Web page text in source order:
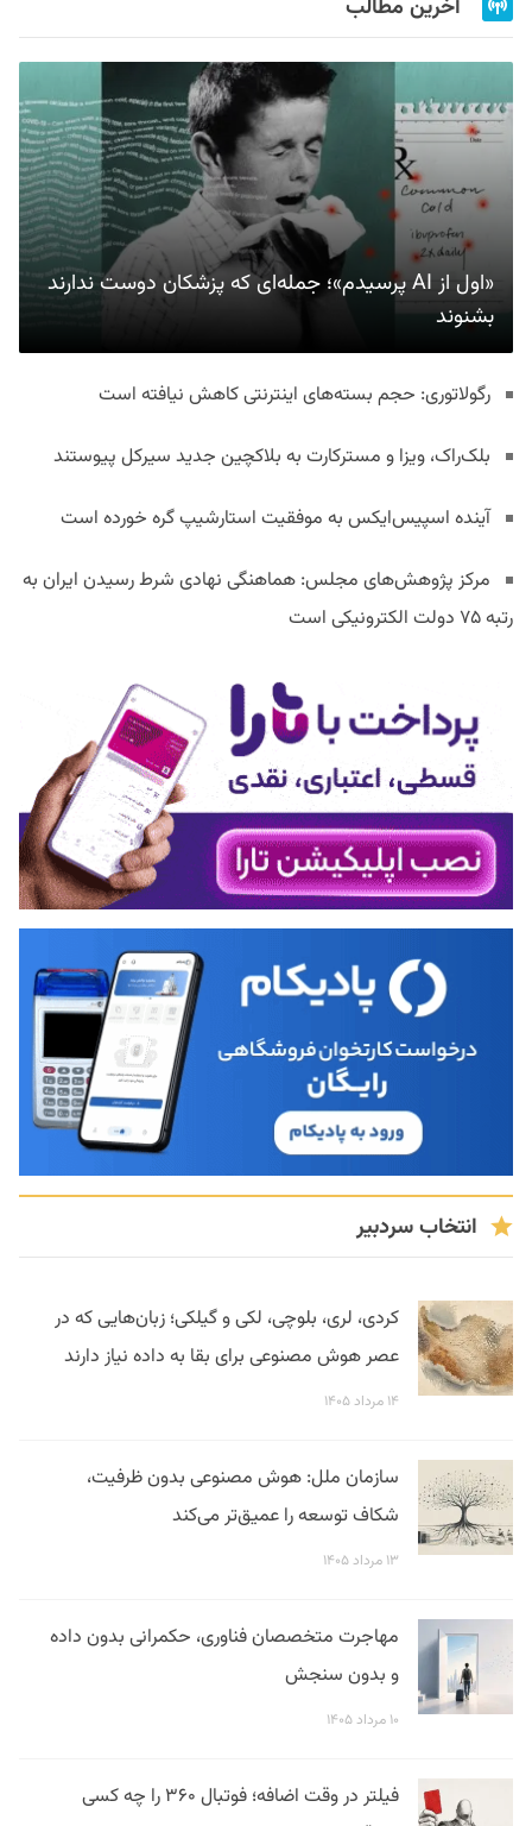
آخرین مطالب
«اول از AI پرسیدم»؛ جمله‌ای که پزشکان دوست ندارند
بشنوند
رگولاتوری: حجم بسته‌های اینترنتی کاهش نیافته است
بلک‌راک، ویزا و مسترکارت به بلاکچین جدید سیرکل پیوستند
آینده اسپیس‌ایکس به موفقیت استارشیپ گره خورده است
مرکز پژوهش‌های مجلس: هماهنگی نهادی شرط رسیدن ایران به
رتبه ۷۵ دولت الکترونیکی است
انتخاب سردبیر
کردی، لری، بلوچی، لکی و گیلکی؛ زبان‌هایی که در
عصر هوش مصنوعی برای بقا به داده نیاز دارند
۱۴ مرداد ۱۴۰۵
سازمان ملل: هوش مصنوعی بدون ظرفیت،
شکاف توسعه را عمیق‌تر می‌کند
۱۳ مرداد ۱۴۰۵
مهاجرت متخصصان فناوری، حکمرانی بدون داده
و بدون سنجش
۱۰ مرداد ۱۴۰۵
فیلتر در وقت اضافه؛ فوتبال ۳۶۰ را چه کسی